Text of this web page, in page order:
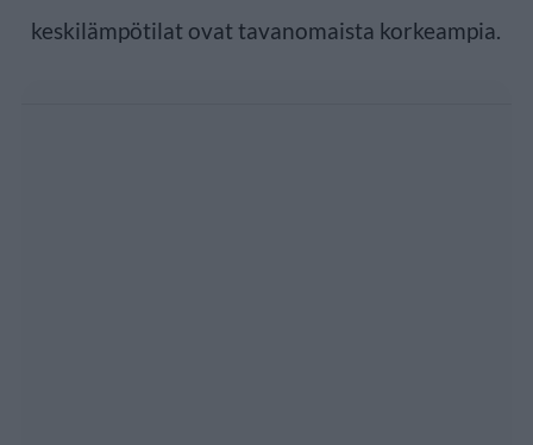
keskilämpötilat ovat tavanomaista korkeampia.